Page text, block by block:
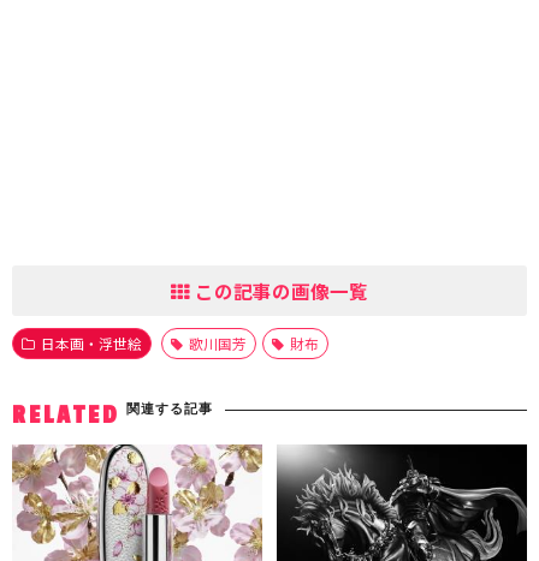
この記事の画像一覧
日本画・浮世絵 歌川国芳 財布
RELATED 関連する記事